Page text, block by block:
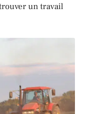
un travail